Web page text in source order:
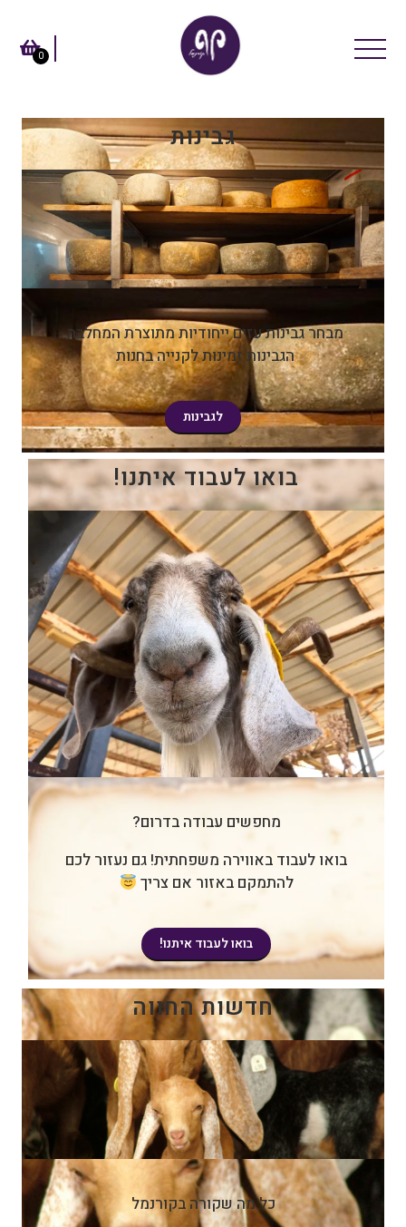
0
גבינות
מבחר גבינות עזים ייחודיות מתוצרת המחלבה.
הגבינות זמינות לקנייה בחנות
לגבינות
בואו לעבוד איתנו!
מחפשים עבודה בדרום?
בואו לעבוד באווירה משפחתית! גם נעזור לכם
להתמקם באזור אם צריך
בואו לעבוד איתנו!
חדשות החווה
כל מה שקורה בקורנמל